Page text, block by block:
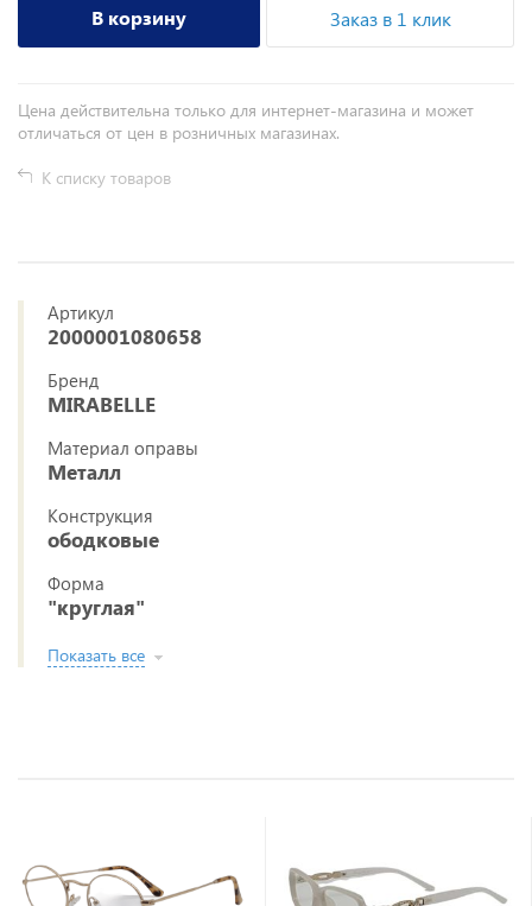
В корзину Заказ в 1 клик
Цена действительна только для интернет-магазина и может
отличаться от цен в розничных магазинах.
К списку товаров
Артикул
2000001080658
Бренд
MIRABELLE
Материал оправы
Металл
Конструкция
ободковые
Форма
"круглая"
Показать все